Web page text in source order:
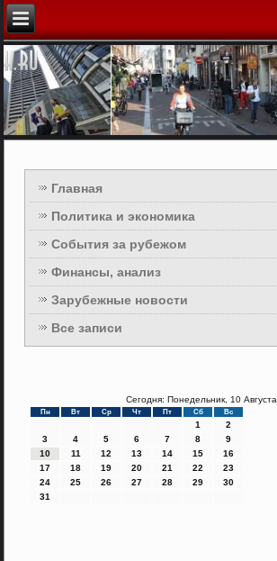
Главная
Политика и экономика
События за рубежом
Финансы, анализ
Зарубежные новости
Все записи
Сегодня: Понедельник, 10 Августа
Пн Вт Ср Чт Пт Сб Вс
1
2
3
4 5 6 7 8
9
10
11 12 13 14 15
16
17
18 19 20 21 22
23
24
25 26 27 28 29
30
31